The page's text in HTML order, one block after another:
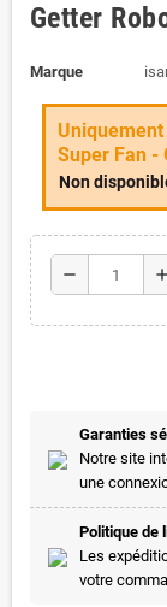
Getter
Marque
Super Fan -
Non
remove add
Garanties
Notre site
une
Politique de
Les
votre